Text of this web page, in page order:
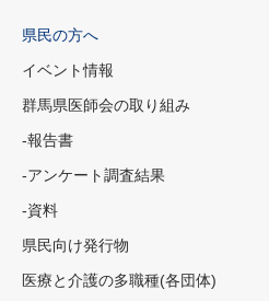
県民の方へ
イベント情報
群馬県医師会の取り組み
-報告書
-アンケート調査結果
-資料
県民向け発行物
医療と介護の多職種(各団体)